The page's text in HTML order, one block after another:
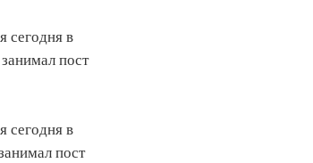
сегодня в
пост
сегодня в
пост